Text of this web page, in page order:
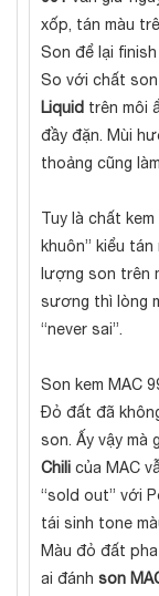
xốp, tán màu
Son để lại
So với chất
Liquid trên môi
đầy đặn. Mùi
thoảng cũng
Tuy là chất
khuôn” kiểu
lượng son trên
sương thì lòng
“never sai”.
Son kem MAC
Đỏ đất đã
son. Ấy vậy mà
Chili của MAC
“sold out” với
tái sinh tone
Màu đỏ đất
ai đánh son